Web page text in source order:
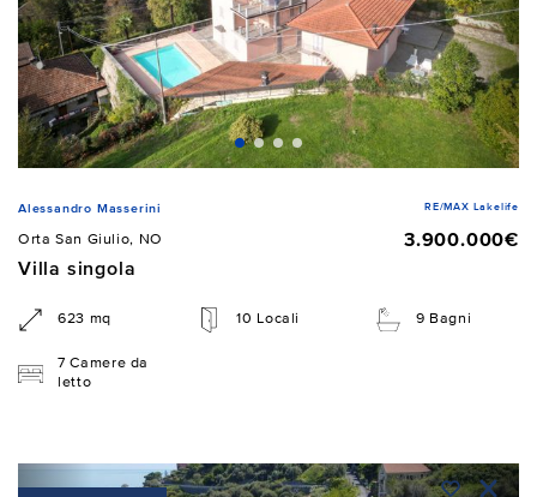
Alessandro Masserini RE/MAX Lakelife
Orta San Giulio, NO
3.900.000€
Villa singola
623 mq 10 Locali 9 Bagni
7 Camere da
letto